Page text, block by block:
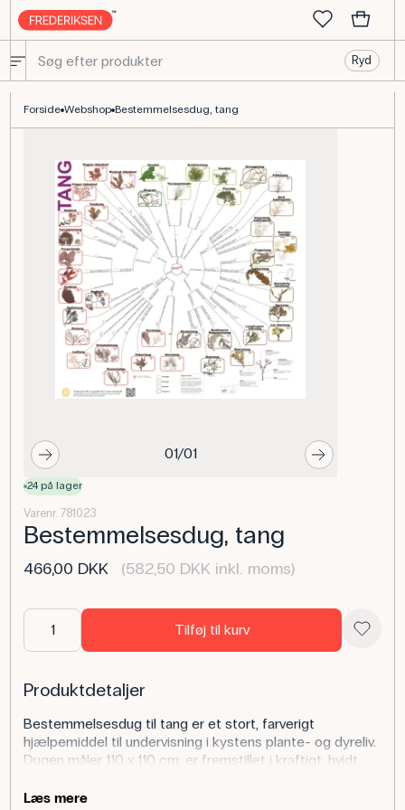
Ryd
Forside Webshop Bestemmelsesdug, tang
01/01
24 på lager
Varenr. 781023
Bestemmelsesdug, tang
466,00 DKK (582,50 DKK inkl. moms)
Tilføj til kurv
Produktdetaljer
Bestemmelsesdug til tang er et stort, farverigt
hjælpemiddel til undervisning i kystens plante- og dyreliv.
Dugen måler 110 x 110 cm, er fremstillet i kraftigt, hvidt
brug i felten. Den viser en pædagogisk inddeling af
Læs mere